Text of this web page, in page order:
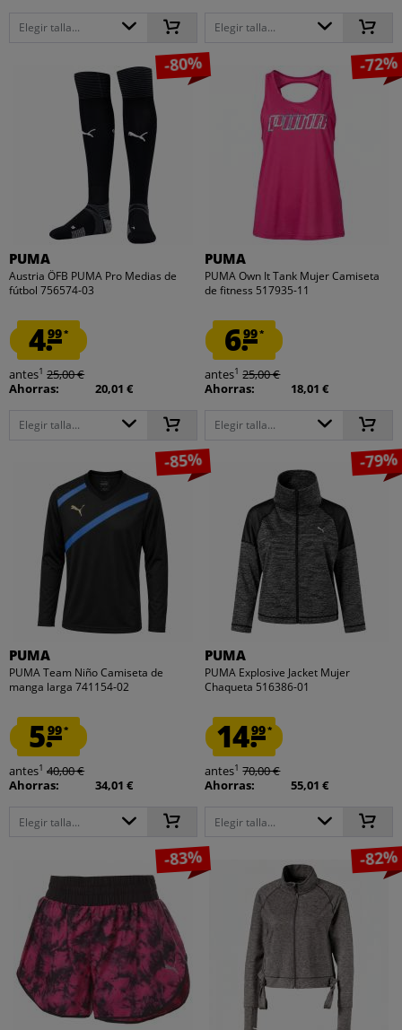
Elegir talla... Elegir talla...
-80%
PUMA
Austria ÖFB PUMA Pro Medias de
fútbol 756574-03
4.99*
antes1 25,00 €
Ahorras:
20,01 €
Elegir talla...
-72%
PUMA
PUMA Own It Tank Mujer Camiseta
de fitness 517935-11
6.99*
antes1 25,00 €
Ahorras:
18,01 €
Elegir talla...
-85%
PUMA
PUMA Team Niño Camiseta de
manga larga 741154-02
5.99*
antes1 40,00 €
Ahorras:
34,01 €
Elegir talla...
-79%
PUMA
PUMA Explosive Jacket Mujer
Chaqueta 516386-01
14.99*
antes1 70,00 €
Ahorras:
55,01 €
Elegir talla...
-83% -82%